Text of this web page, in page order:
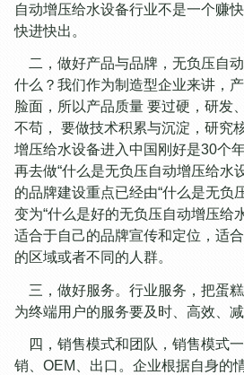
自动增压给水设备行业不是一个赚
快进快出。
二，做好产品与品牌，无负压自
什么？我们作为制造型企业来讲，
脸面，所以产品质量 要过硬，研发
不苟， 要做技术积累与沉淀，研究
增压给水设备进入中国刚好是30个
再去做“什么是无负压自动增压给水
的品牌建设重点已经由“什么是无负
变为“什么是好的无负压自动增压给
适合于自己的品牌宣传和定位，适
的区域或者不同的人群。
三，做好服务。行业服务，把蛋糕
为终端用户的服务要及时、高效、
四，销售模式和团队，销售模式
销、OEM、出口。企业根据自身的